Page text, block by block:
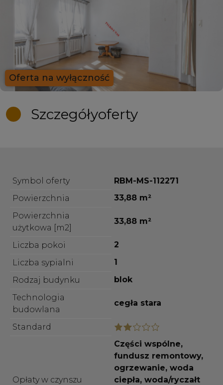
Oferta na wyłączność
Szczegółyoferty
Symbol oferty
RBM-MS-112271
Powierzchnia
33,88 m²
Powierzchnia
użytkowa [m2]
33,88 m²
Liczba pokoi
2
Liczba sypialni
1
Rodzaj budynku
blok
Technologia
budowlana
cegła stara
Standard
Opłaty w czynszu
Części wspólne,
fundusz remontowy,
ogrzewanie, woda
ciepła, woda/ryczałt